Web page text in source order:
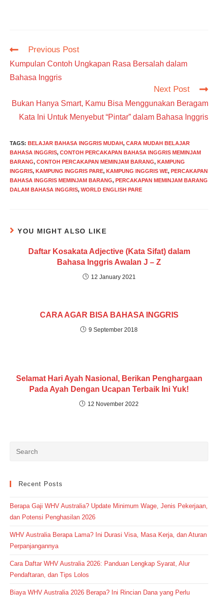
Read
articles
Previous Post
Kumpulan Contoh Ungkapan Rasa Bersalah dalam
Bahasa Inggris
Next Post
Bukan Hanya Smart, Kamu Bisa Menggunakan Beragam
Kata Ini Untuk Menyebut “Pintar” dalam Bahasa Inggris
TAGS: BELAJAR BAHASA INGGRIS MUDAH, CARA MUDAH BELAJAR
BAHASA INGGRIS, CONTOH PERCAKAPAN BAHASA INGGRIS MEMINJAM
BARANG, CONTOH PERCAKAPAN MEMINJAM BARANG, KAMPUNG
INGGRIS, KAMPUNG INGGRIS PARE, KAMPUNG INGGRIS WE, PERCAKAPAN
BAHASA INGGRIS MEMINJAM BARANG, PERCAKAPAN MEMINJAM BARANG
DALAM BAHASA INGGRIS, WORLD ENGLISH PARE
YOU MIGHT ALSO LIKE
Daftar Kosakata Adjective (Kata Sifat) dalam
Bahasa Inggris Awalan J – Z
12 January 2021
CARA AGAR BISA BAHASA INGGRIS
9 September 2018
Selamat Hari Ayah Nasional, Berikan Penghargaan
Pada Ayah Dengan Ucapan Terbaik Ini Yuk!
12 November 2022
Recent Posts
Berapa Gaji WHV Australia? Update Minimum Wage, Jenis Pekerjaan,
dan Potensi Penghasilan 2026
WHV Australia Berapa Lama? Ini Durasi Visa, Masa Kerja, dan Aturan
Perpanjangannya
Cara Daftar WHV Australia 2026: Panduan Lengkap Syarat, Alur
Pendaftaran, dan Tips Lolos
Biaya WHV Australia 2026 Berapa? Ini Rincian Dana yang Perlu